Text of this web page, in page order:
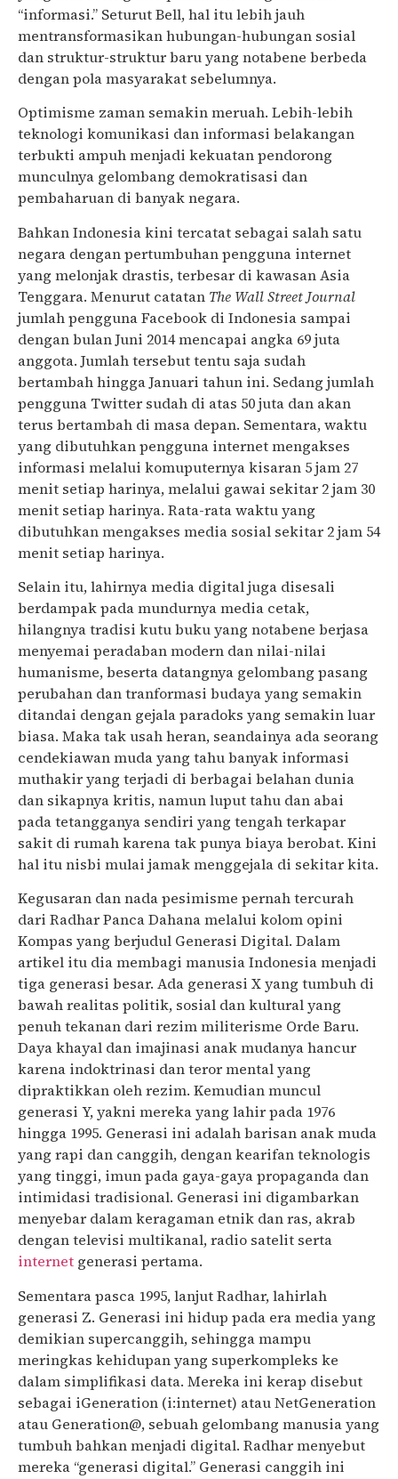
“informasi.” Seturut Bell, hal itu lebih jauh
mentransformasikan hubungan-hubungan sosial
dan struktur-struktur baru yang notabene berbeda
dengan pola masyarakat sebelumnya.
Optimisme zaman semakin meruah. Lebih-lebih
teknologi komunikasi dan informasi belakangan
terbukti ampuh menjadi kekuatan pendorong
munculnya gelombang demokratisasi dan
pembaharuan di banyak negara.
Bahkan Indonesia kini tercatat sebagai salah satu
negara dengan pertumbuhan pengguna internet
yang melonjak drastis, terbesar di kawasan Asia
Tenggara. Menurut catatan The Wall Street Journal
jumlah pengguna Facebook di Indonesia sampai
dengan bulan Juni 2014 mencapai angka 69 juta
anggota. Jumlah tersebut tentu saja sudah
bertambah hingga Januari tahun ini. Sedang jumlah
pengguna Twitter sudah di atas 50 juta dan akan
terus bertambah di masa depan. Sementara, waktu
yang dibutuhkan pengguna internet mengakses
informasi melalui komuputernya kisaran 5 jam 27
menit setiap harinya, melalui gawai sekitar 2 jam 30
menit setiap harinya. Rata-rata waktu yang
dibutuhkan mengakses media sosial sekitar 2 jam 54
menit setiap harinya.
Selain itu, lahirnya media digital juga disesali
berdampak pada mundurnya media cetak,
hilangnya tradisi kutu buku yang notabene berjasa
menyemai peradaban modern dan nilai-nilai
humanisme, beserta datangnya gelombang pasang
perubahan dan tranformasi budaya yang semakin
ditandai dengan gejala paradoks yang semakin luar
biasa. Maka tak usah heran, seandainya ada seorang
cendekiawan muda yang tahu banyak informasi
muthakir yang terjadi di berbagai belahan dunia
dan sikapnya kritis, namun luput tahu dan abai
pada tetangganya sendiri yang tengah terkapar
sakit di rumah karena tak punya biaya berobat. Kini
hal itu nisbi mulai jamak menggejala di sekitar kita.
Kegusaran dan nada pesimisme pernah tercurah
dari Radhar Panca Dahana melalui kolom opini
Kompas yang berjudul Generasi Digital. Dalam
artikel itu dia membagi manusia Indonesia menjadi
tiga generasi besar. Ada generasi X yang tumbuh di
bawah realitas politik, sosial dan kultural yang
penuh tekanan dari rezim militerisme Orde Baru.
Daya khayal dan imajinasi anak mudanya hancur
karena indoktrinasi dan teror mental yang
dipraktikkan oleh rezim. Kemudian muncul
generasi Y, yakni mereka yang lahir pada 1976
hingga 1995. Generasi ini adalah barisan anak muda
yang rapi dan canggih, dengan kearifan teknologis
yang tinggi, imun pada gaya-gaya propaganda dan
intimidasi tradisional. Generasi ini digambarkan
menyebar dalam keragaman etnik dan ras, akrab
dengan televisi multikanal, radio satelit serta
internet generasi pertama.
Sementara pasca 1995, lanjut Radhar, lahirlah
generasi Z. Generasi ini hidup pada era media yang
demikian supercanggih, sehingga mampu
meringkas kehidupan yang superkompleks ke
dalam simplifikasi data. Mereka ini kerap disebut
sebagai iGeneration (i:internet) atau NetGeneration
atau Generation@, sebuah gelombang manusia yang
tumbuh bahkan menjadi digital. Radhar menyebut
mereka “generasi digital.” Generasi canggih ini